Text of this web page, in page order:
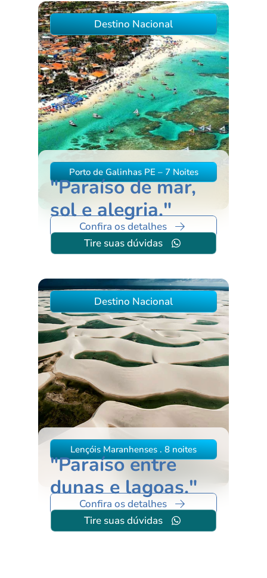
Destino Nacional
Porto de Galinhas PE – 7 Noites
"Paraíso de mar,
sol e alegria."
Confira os detalhes
Tire suas dúvidas
Destino Nacional
Lençóis Maranhenses . 8 noites
"Paraíso entre
dunas e lagoas."
Confira os detalhes
Tire suas dúvidas